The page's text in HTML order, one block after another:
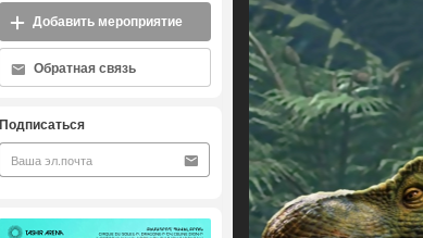
Добавить мероприятие
Обратная связь
Подписаться